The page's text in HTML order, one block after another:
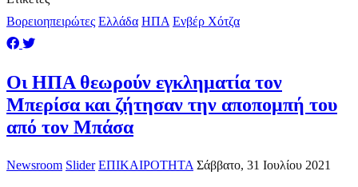
Βορειοηπειρώτες Ελλάδα ΗΠΑ Ενβέρ Χότζα
Οι ΗΠΑ θεωρούν εγκληματία τον
Μπερίσα και ζήτησαν την αποπομπή του
από τον Μπάσα
Newsroom Slider ΕΠΙΚΑΙΡΟΤΗΤΑ Σάββατο, 31 Ιουλίου 2021